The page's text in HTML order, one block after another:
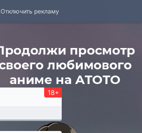
Отключить рекламу
18+